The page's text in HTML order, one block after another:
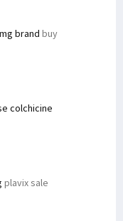
brand buy
colchicine
plavix sale